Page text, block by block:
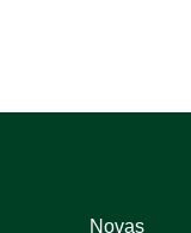
Novas